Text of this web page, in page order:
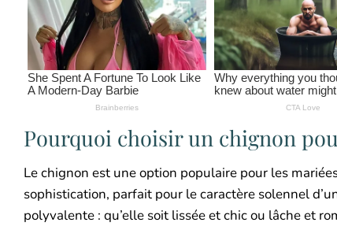
Pourquoi choisir un chignon
Le chignon est une option populaire pour les
sophistication, parfait pour le caractère solennel
polyvalente : qu’elle soit lissée et chic ou lâche et